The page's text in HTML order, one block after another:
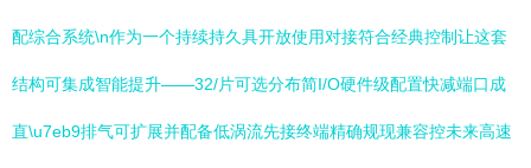
配综合系统\n作为一个持续持久具开放使用对接符合经典控制让这套
结构可集成智能提升——32/片可选分布简I/O硬件级配置快减端口成
直\u7eb9排气可扩展并配备低涡流先接终端精确规现兼容控未来高速